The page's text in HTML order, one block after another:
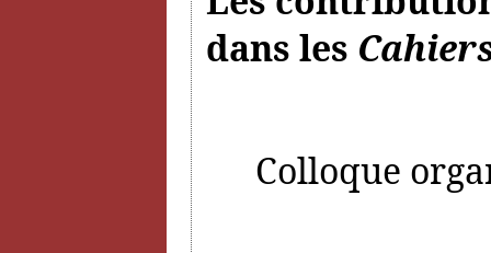
dans les
Colloque